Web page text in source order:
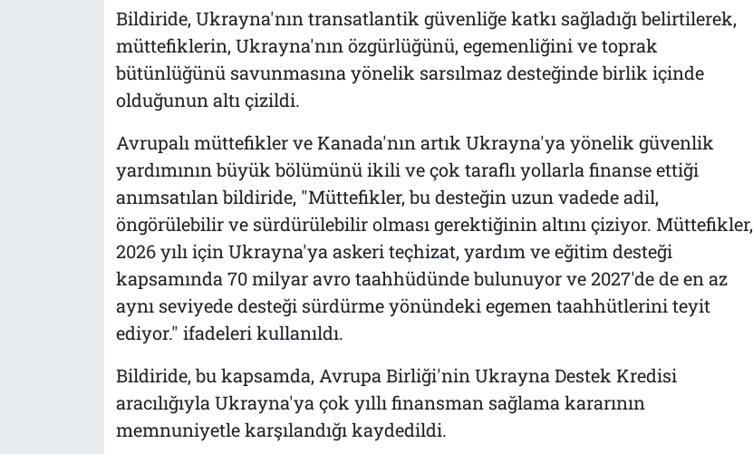
Bildiride, Ukrayna'nın transatlantik güvenliğe katkı sağladığı belirtilerek,
müttefiklerin, Ukrayna'nın özgürlüğünü, egemenliğini ve toprak
bütünlüğünü savunmasına yönelik sarsılmaz desteğinde birlik içinde
olduğunun altı çizildi.
Avrupalı müttefikler ve Kanada'nın artık Ukrayna'ya yönelik güvenlik
yardımının büyük bölümünü ikili ve çok taraflı yollarla finanse ettiği
anımsatılan bildiride, "Müttefikler, bu desteğin uzun vadede adil,
öngörülebilir ve sürdürülebilir olması gerektiğinin altını çiziyor. Müttefikler,
2026 yılı için Ukrayna'ya askeri teçhizat, yardım ve eğitim desteği
kapsamında 70 milyar avro taahhüdünde bulunuyor ve 2027'de de en az
aynı seviyede desteği sürdürme yönündeki egemen taahhütlerini teyit
ediyor." ifadeleri kullanıldı.
Bildiride, bu kapsamda, Avrupa Birliği'nin Ukrayna Destek Kredisi
aracılığıyla Ukrayna'ya çok yıllı finansman sağlama kararının
memnuniyetle karşılandığı kaydedildi.